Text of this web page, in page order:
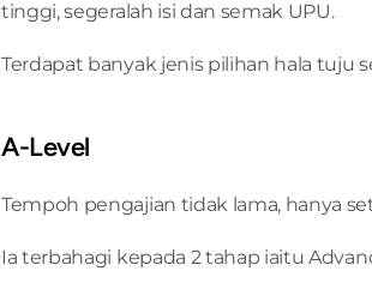
tinggi, segeralah isi dan semak UPU.
Terdapat banyak jenis pilihan hala tuju
A-Level
Tempoh pengajian tidak lama, hanya
Ia terbahagi kepada 2 tahap iaitu